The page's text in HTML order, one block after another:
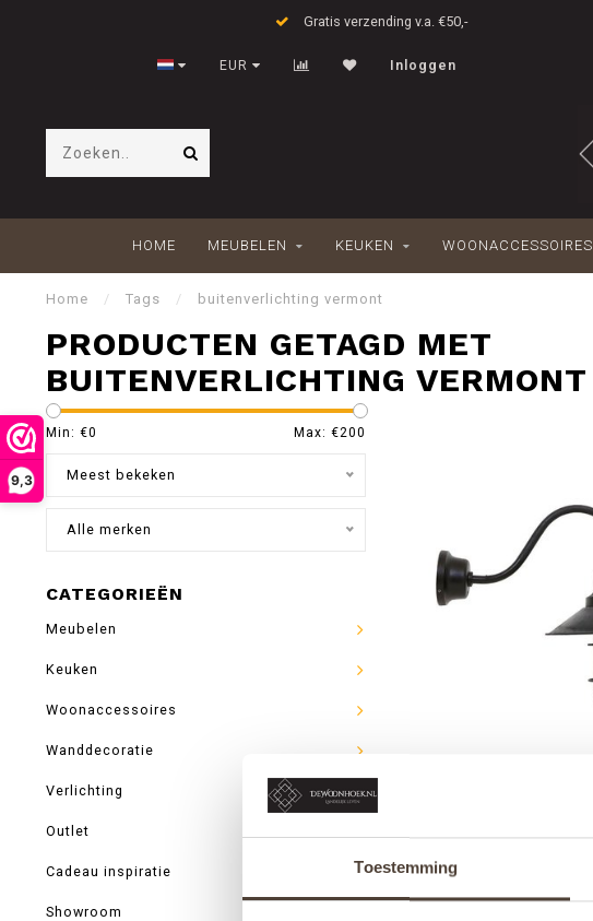
Toestemming
9,3
Gratis verzending v.a. €50,-
EUR Inloggen
HOME MEUBELEN KEUKEN WOONACCESSOIRES
Home / Tags / buitenverlichting vermont
PRODUCTEN GETAGD MET
BUITENVERLICHTING VERMONT
Min: €0 Max: €200
Meest bekeken
Alle merken
CATEGORIEËN
Meubelen
Keuken
Woonaccessoires
Wanddecoratie
Verlichting
Outlet
Cadeau inspiratie
Showroom